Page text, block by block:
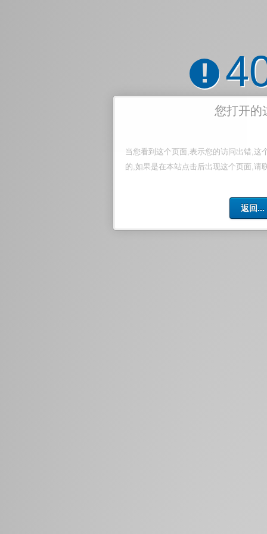
!
您打开的
当您看到这个页面,表示您的访问出错,这
的,如果是在本站点击后出现这个页面,请
返回...